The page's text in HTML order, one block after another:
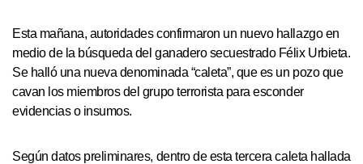
Esta mañana, autoridades confirmaron un nuevo hallazgo en
medio de la búsqueda del ganadero secuestrado Félix Urbieta.
Se halló una nueva denominada “caleta”, que es un pozo que
cavan los miembros del grupo terrorista para esconder
evidencias o insumos.
Según datos preliminares, dentro de esta tercera caleta hallada